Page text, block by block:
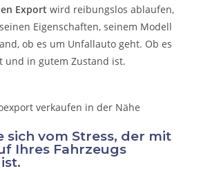
Export wird reibungslos ablaufen,
Eigenschaften, seinem Modell
ob es um Unfallauto geht. Ob es
und in gutem Zustand ist.
sich vom Stress, der mit
Ihres Fahrzeugs